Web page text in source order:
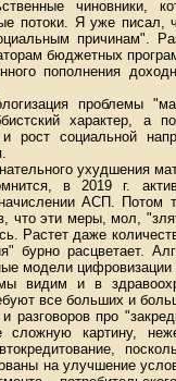
чиновники,
потоки. Я уже
причинам".
бюджетных
пополнения
проблемы
характер, а
и рост социальной
ухудшения
в 2019 г.
АСП. Потом
что эти меры, мол,
Растет даже
бурно расцветает.
модели цифровизации
видим и в
все больших и
разговоров про
картину,
на улучшение